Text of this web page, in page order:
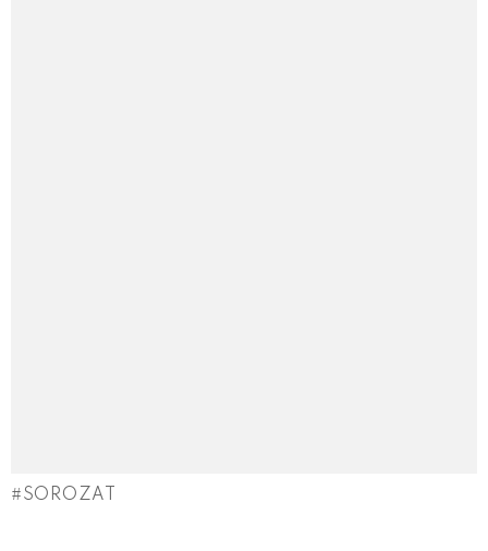
SOROZAT